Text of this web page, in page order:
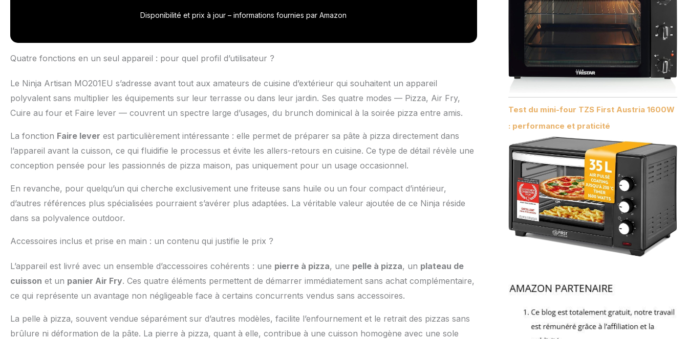
une pizza ou un plateau de cuisson de 30 cm, 6 blancs de poulet, 1,3 kg
recettes inspirantes. H 32 cm x L 59 cm x l 42 cm. Poids : 11,9 kg. Couleur :
Disponibilité et prix à jour – informations fournies par Amazon
Quatre fonctions en un seul appareil : pour quel profil d’utilisateur ?
Le Ninja Artisan MO201EU s’adresse avant tout aux amateurs de cuisine d’extérieur qui souhaitent un appareil
polyvalent sans multiplier les équipements sur leur terrasse ou dans leur jardin. Ses quatre modes — Pizza, Air Fry,
Cuire au four et Faire lever — couvrent un spectre large d’usages, du brunch dominical à la soirée pizza entre amis.
La fonction Faire lever est particulièrement intéressante : elle permet de préparer sa pâte à pizza directement dans
l’appareil avant la cuisson, ce qui fluidifie le processus et évite les allers-retours en cuisine. Ce type de détail révèle une
conception pensée pour les passionnés de pizza maison, pas uniquement pour un usage occasionnel.
En revanche, pour quelqu’un qui cherche exclusivement une friteuse sans huile ou un four compact d’intérieur,
d’autres références plus spécialisées pourraient s’avérer plus adaptées. La véritable valeur ajoutée de ce Ninja réside
dans sa polyvalence outdoor.
Accessoires inclus et prise en main : un contenu qui justifie le prix ?
L’appareil est livré avec un ensemble d’accessoires cohérents : une pierre à pizza, une pelle à pizza, un plateau de
cuisson et un panier Air Fry. Ces quatre éléments permettent de démarrer immédiatement sans achat complémentaire,
ce qui représente un avantage non négligeable face à certains concurrents vendus sans accessoires.
La pelle à pizza, souvent vendue séparément sur d’autres modèles, facilite l’enfournement et le retrait des pizzas sans
brûlure ni déformation de la pâte. La pierre à pizza, quant à elle, contribue à une cuisson homogène avec une sole
Test du mini-four TZS First Austria 1600W
: performance et praticité